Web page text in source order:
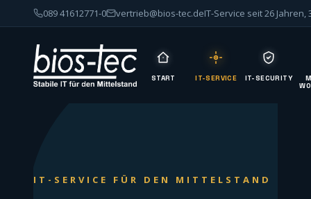
089 41612771-0 vertrieb@bios-tec.deIT-Service seit 26 Jahren,
START IT-SERVICE IT-SECURITY
IT-SERVICE FÜR DEN MITTELSTAND